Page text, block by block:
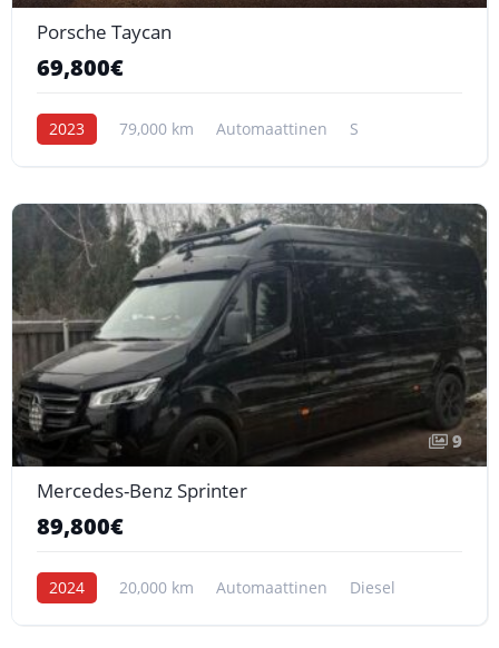
Porsche Taycan
69,800€
2023 79,000 km Automaattinen S
9
Mercedes-Benz Sprinter
89,800€
2024 20,000 km Automaattinen Diesel